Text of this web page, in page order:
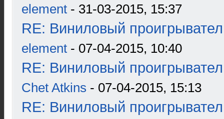
element - 31-03-2015, 15:37
RE: Виниловый
element - 07-04-2015, 10:40
RE: Виниловый
Chet Atkins - 07-04-2015, 15:13
RE: Виниловый